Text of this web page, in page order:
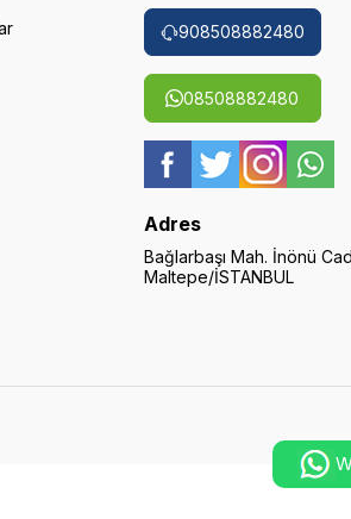
908508882480
08508882480
Adres
Bağlarbaşı Mah. İnönü
Maltepe/İSTANBUL